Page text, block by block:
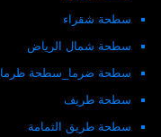
سطحة شقراء
سطحة شمال الرياض
سطحة ضرما_سطحة ظرما
سطحة طريف
سطحة طريق الثمامة